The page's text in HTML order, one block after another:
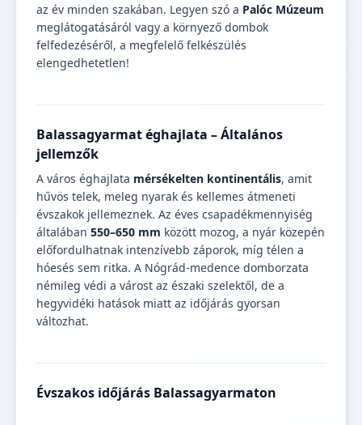
az év minden szakában. Legyen szó a Palóc Múzeum
meglátogatásáról vagy a környező dombok
felfedezéséről, a megfelelő felkészülés
elengedhetetlen!
Balassagyarmat éghajlata – Általános
jellemzők
A város éghajlata mérsékelten kontinentális, amit
hűvös telek, meleg nyarak és kellemes átmeneti
évszakok jellemeznek. Az éves csapadékmennyiség
általában 550–650 mm között mozog, a nyár közepén
előfordulhatnak intenzívebb záporok, míg télen a
hóesés sem ritka. A Nógrád-medence domborzata
némileg védi a várost az északi szelektől, de a
hegyvidéki hatások miatt az időjárás gyorsan
változhat.
Évszakos időjárás Balassagyarmaton